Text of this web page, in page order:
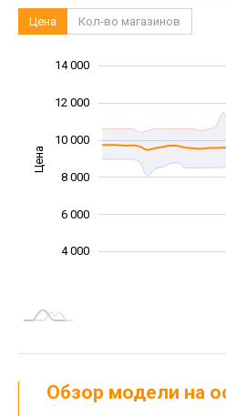
Цена Кол-во магазинов
Цена
4 000
6 000
8 000
10 000
12 000
14 000
Обзор модели на